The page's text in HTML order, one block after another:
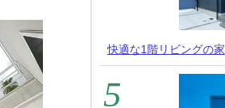
快適な1階リビングの家